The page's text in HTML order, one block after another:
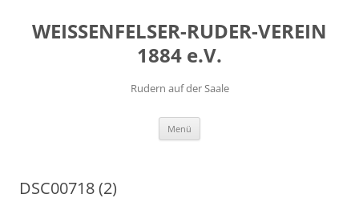
springen
WEISSENFELSER-RUDER-VEREIN
1884 e.V.
Rudern auf der Saale
Menü
DSC00718 (2)